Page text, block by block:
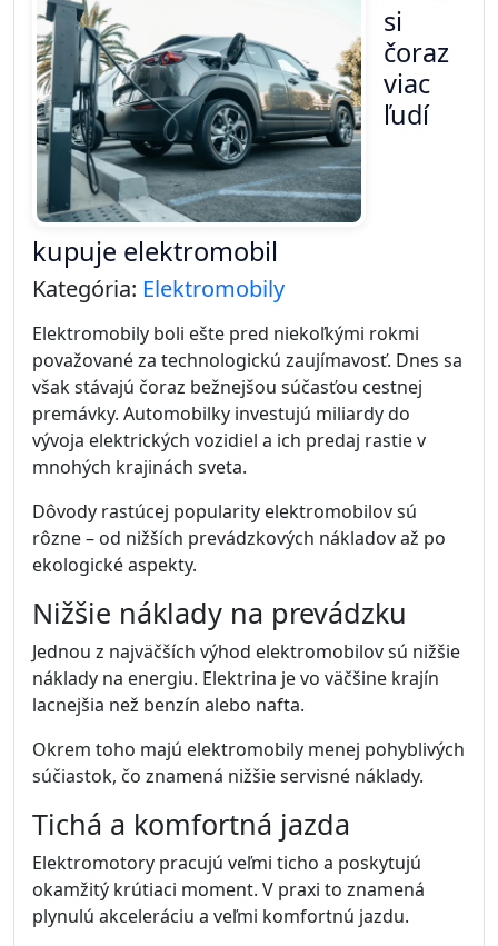
si
čoraz
viac
ľudí
kupuje elektromobil
Kategória: Elektromobily
Elektromobily boli ešte pred niekoľkými rokmi
považované za technologickú zaujímavosť. Dnes sa
však stávajú čoraz bežnejšou súčasťou cestnej
premávky. Automobilky investujú miliardy do
vývoja elektrických vozidiel a ich predaj rastie v
mnohých krajinách sveta.
Dôvody rastúcej popularity elektromobilov sú
rôzne – od nižších prevádzkových nákladov až po
ekologické aspekty.
Nižšie náklady na prevádzku
Jednou z najväčších výhod elektromobilov sú nižšie
náklady na energiu. Elektrina je vo väčšine krajín
lacnejšia než benzín alebo nafta.
Okrem toho majú elektromobily menej pohyblivých
súčiastok, čo znamená nižšie servisné náklady.
Tichá a komfortná jazda
Elektromotory pracujú veľmi ticho a poskytujú
okamžitý krútiaci moment. V praxi to znamená
plynulú akceleráciu a veľmi komfortnú jazdu.